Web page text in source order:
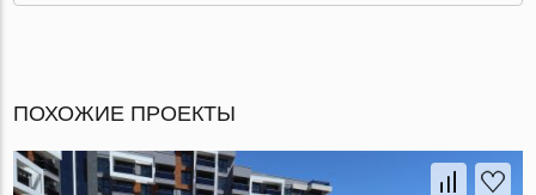
ПОХОЖИЕ ПРОЕКТЫ